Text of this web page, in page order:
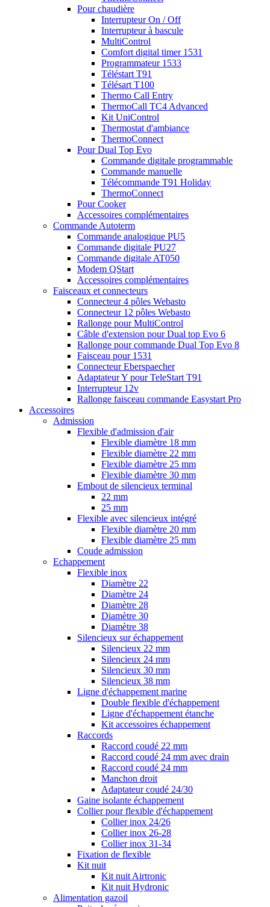
Pour chaudière
Interrupteur On / Off
Interrupteur à bascule
MultiControl
Comfort digital timer 1531
Programmateur 1533
Téléstart T91
Télésart T100
Thermo Call Entry
ThermoCall TC4 Advanced
Kit UniControl
Thermostat d'ambiance
ThermoConnect
Pour Dual Top Evo
Commande digitale programmable
Commande manuelle
Télécommande T91 Holiday
ThermoConnect
Pour Cooker
Accessoires complémentaires
Commande Autoterm
Commande analogique PU5
Commande digitale PU27
Commande digitale AT050
Modem QStart
Accessoires complémentaires
Faisceaux et connecteurs
Connecteur 4 pôles Webasto
Connecteur 12 pôles Webasto
Rallonge pour MultiControl
Câble d'extension pour Dual top Evo 6
Rallonge pour commande Dual Top Evo 8
Faisceau pour 1531
Connecteur Eberspaecher
Adaptateur Y pour TeleStart T91
Interrupteur 12v
Rallonge faisceau commande Easystart Pro
Accessoires
Admission
Flexible d'admission d'air
Flexible diamètre 18 mm
Flexible diamètre 22 mm
Flexible diamètre 25 mm
Flexible diamètre 30 mm
Embout de silencieux terminal
22 mm
25 mm
Flexible avec silencieux intégré
Flexible diamètre 20 mm
Flexible diamètre 25 mm
Coude admission
Echappement
Flexible inox
Diamètre 22
Diamètre 24
Diamètre 28
Diamètre 30
Diamètre 38
Silencieux sur échappement
Silencieux 22 mm
Silencieux 24 mm
Silencieux 30 mm
Silencieux 38 mm
Ligne d'échappement marine
Double flexible d'échappement
Ligne d'échappement étanche
Kit accessoires échappement
Raccords
Raccord coudé 22 mm
Raccord coudé 24 mm avec drain
Raccord coudé 24 mm
Manchon droit
Adaptateur coudé 24/30
Gaine isolante échappement
Collier pour flexible d'échappement
Collier inox 24/26
Collier inox 26-28
Collier inox 31-34
Fixation de flexible
Kit nuit
Kit nuit Airtronic
Kit nuit Hydronic
Alimentation gazoil